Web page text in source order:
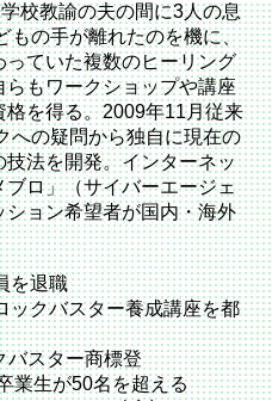
校教諭の夫の間に3人の息
もの手が離れたのを機に、
ていた複数のヒーリング
もワークショップや講座
を得る。2009年11月従来
への疑問から独自に現在の
法を開発。インターネッ
ロ」（サイバーエージェ
ョン希望者が国内・海外
を退職
ックバスター養成講座を都
バスター商標登
業生が50名を超える